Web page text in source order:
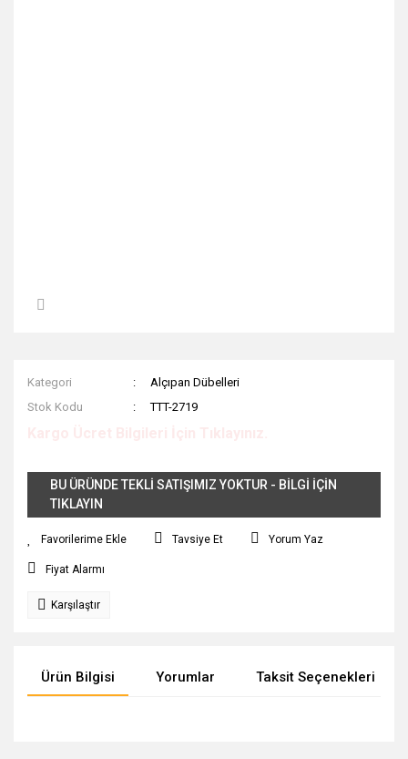
Kategori
Alçıpan Dübelleri
Stok Kodu
TTT-2719
BU ÜRÜNDE TEKLİ SATIŞIMIZ YOKTUR - BİLGİ İÇİN
TIKLAYIN
Tavsiye Et Yorum Yaz
Fiyat Alarmı
Karşılaştır
Ürün Bilgisi Yorumlar Taksit Seçenekleri